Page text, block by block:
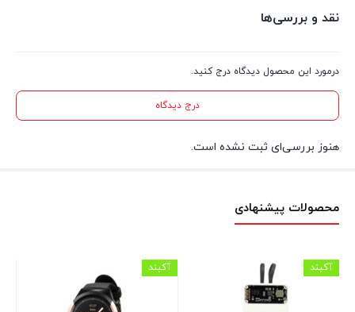
نقد و بررسی‌ها
درمورد این محصول دیدگاه درج کنید.
درج دیدگاه
هنوز بررسی‌ای ثبت نشده است.
محصولات پیشنهادی
آکبند آکبند